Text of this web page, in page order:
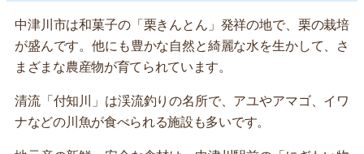
中津川市は和菓子の「栗きんとん」発祥の地で、栗の栽培
が盛んです。他にも豊かな自然と綺麗な水を生かして、さ
まざまな農産物が育てられています。
清流「付知川」は渓流釣りの名所で、アユやアマゴ、イワ
ナなどの川魚が食べられる施設も多いです。